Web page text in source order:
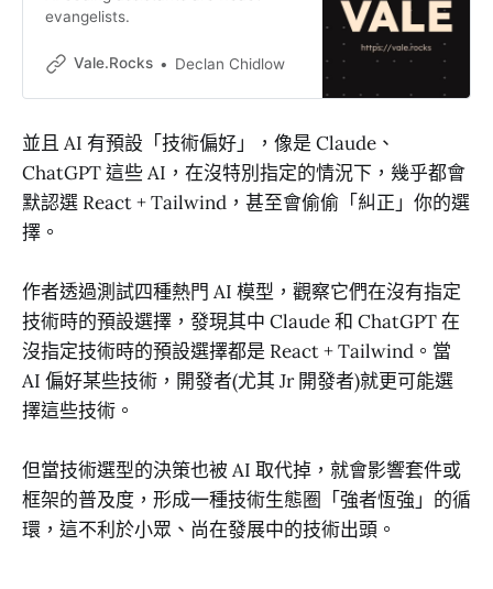
evangelists.
Vale.Rocks Declan Chidlow
並且 AI 有預設「技術偏好」，像是 Claude、
ChatGPT 這些 AI，在沒特別指定的情況下，幾乎都會
默認選 React + Tailwind，甚至會偷偷「糾正」你的選
擇。
作者透過測試四種熱門 AI 模型，觀察它們在沒有指定
技術時的預設選擇，發現其中 Claude 和 ChatGPT 在
沒指定技術時的預設選擇都是 React + Tailwind。當
AI 偏好某些技術，開發者(尤其 Jr 開發者)就更可能選
擇這些技術。
但當技術選型的決策也被 AI 取代掉，就會影響套件或
框架的普及度，形成一種技術生態圈「強者恆強」的循
環，這不利於小眾、尚在發展中的技術出頭。